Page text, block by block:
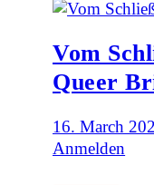
Vom
Queer
16. March
Anmelden